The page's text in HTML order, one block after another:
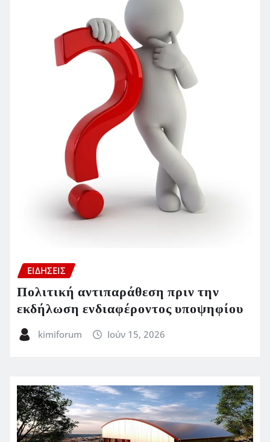
ΕΙΔΗΣΕΙΣ
Πολιτική αντιπαράθεση πριν την
εκδήλωση ενδιαφέροντος υποψηφίου
kimiforum Ιούν 15, 2026